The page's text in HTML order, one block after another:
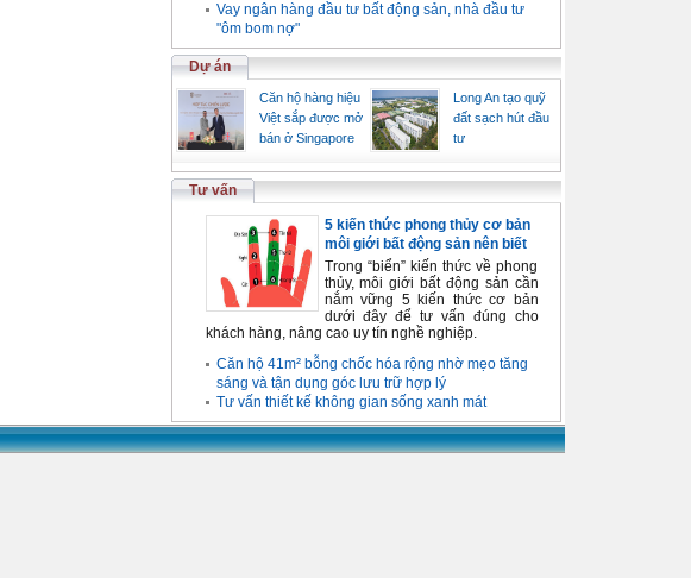
Vay ngân hàng đầu tư bất động sản, nhà đầu tư
"ôm bom nợ"
Dự án
Căn hộ hàng hiệu
Việt sắp được mở
bán ở Singapore
Long An tạo quỹ
đất sạch hút đầu
tư
Tư vấn
5 kiến thức phong thủy cơ bản
môi giới bất động sản nên biết
Trong “biển” kiến thức về phong
thủy, môi giới bất động sản cần
nắm vững 5 kiến thức cơ bản
dưới đây để tư vấn đúng cho
khách hàng, nâng cao uy tín nghề nghiệp.
Căn hộ 41m² bỗng chốc hóa rộng nhờ mẹo tăng
sáng và tận dụng góc lưu trữ hợp lý
Tư vấn thiết kế không gian sống xanh mát